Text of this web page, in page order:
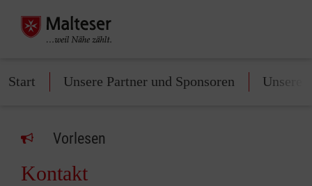
Start Unsere Partner und Sponsoren Unsere
Vorlesen
Kontakt